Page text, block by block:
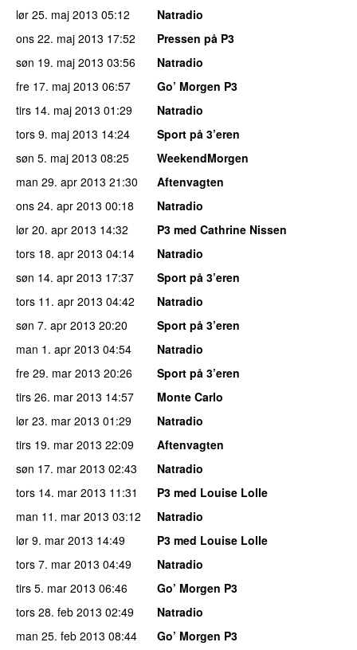
lør 25. maj 2013 05:12
Natradio
ons 22. maj 2013 17:52
Pressen på P3
søn 19. maj 2013 03:56
Natradio
fre 17. maj 2013 06:57
Go’ Morgen P3
tirs 14. maj 2013 01:29
Natradio
tors 9. maj 2013 14:24
Sport på 3’eren
søn 5. maj 2013 08:25
WeekendMorgen
man 29. apr 2013 21:30
Aftenvagten
ons 24. apr 2013 00:18
Natradio
lør 20. apr 2013 14:32
P3 med Cathrine Nissen
tors 18. apr 2013 04:14
Natradio
søn 14. apr 2013 17:37
Sport på 3’eren
tors 11. apr 2013 04:42
Natradio
søn 7. apr 2013 20:20
Sport på 3’eren
man 1. apr 2013 04:54
Natradio
fre 29. mar 2013 20:26
Sport på 3’eren
tirs 26. mar 2013 14:57
Monte Carlo
lør 23. mar 2013 01:29
Natradio
tirs 19. mar 2013 22:09
Aftenvagten
søn 17. mar 2013 02:43
Natradio
tors 14. mar 2013 11:31
P3 med Louise Lolle
man 11. mar 2013 03:12
Natradio
lør 9. mar 2013 14:49
P3 med Louise Lolle
tors 7. mar 2013 04:49
Natradio
tirs 5. mar 2013 06:46
Go’ Morgen P3
tors 28. feb 2013 02:49
Natradio
man 25. feb 2013 08:44
Go’ Morgen P3